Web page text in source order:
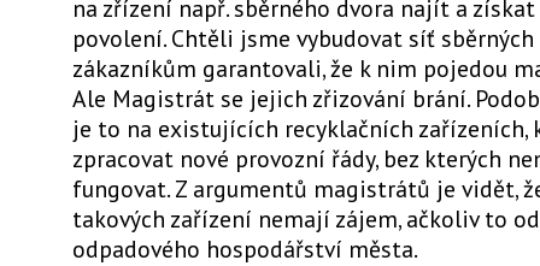
na zřízení např. sběrného dvora najít a
povolení. Chtěli jsme vybudovat síť sběrných
zákazníkům garantovali, že k nim pojedou
Ale Magistrát se jejich zřizování brání.
je to na existujících recyklačních zařízeních,
zpracovat nové provozní řády, bez kterých
fungovat. Z argumentů magistrátů je vidět,
takových zařízení nemají zájem, ačkoliv to
odpadového hospodářství města.